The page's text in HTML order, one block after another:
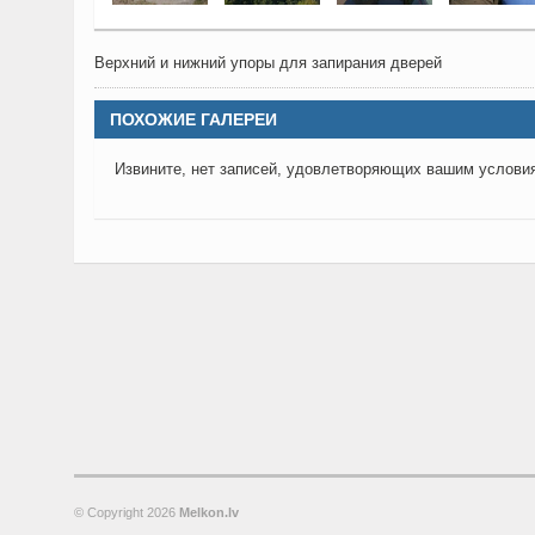
Верхний и нижний упоры для запирания дверей
ПОХОЖИЕ ГАЛЕРЕИ
Извините, нет записей, удовлетворяющих вашим
© Copyright 2026 Melkon.lv